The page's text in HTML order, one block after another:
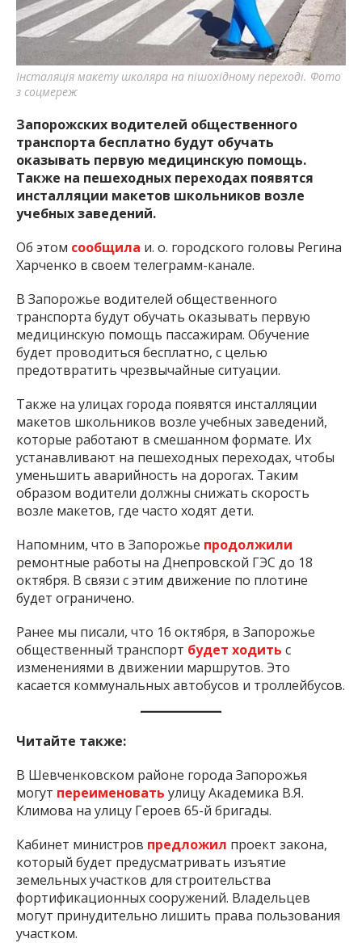
важную информацию о событиях
города Запорожья и области.
Інсталяція макету школяра на пішохідному переході. Фото
з соцмереж
Запорожских водителей общественного
транспорта бесплатно будут обучать
оказывать первую медицинскую помощь.
Также на пешеходных переходах появятся
инсталляции макетов школьников возле
учебных заведений.
Об этом сообщила и. о. городского головы Регина
Харченко в своем телеграмм-канале.
В Запорожье водителей общественного
транспорта будут обучать оказывать первую
медицинскую помощь пассажирам. Обучение
будет проводиться бесплатно, с целью
предотвратить чрезвычайные ситуации.
Также на улицах города появятся инсталляции
макетов школьников возле учебных заведений,
которые работают в смешанном формате. Их
устанавливают на пешеходных переходах, чтобы
уменьшить аварийность на дорогах. Таким
образом водители должны снижать скорость
возле макетов, где часто ходят дети.
Напомним, что в Запорожье продолжили
ремонтные работы на Днепровской ГЭС до 18
октября. В связи с этим движение по плотине
будет ограничено.
Ранее мы писали, что 16 октября, в Запорожье
общественный транспорт будет ходить с
изменениями в движении маршрутов. Это
касается коммунальных автобусов и троллейбусов.
Читайте также:
В Шевченковском районе города Запорожья
могут переименовать улицу Академика В.Я.
Климова на улицу Героев 65-й бригады.
Кабинет министров предложил проект закона,
который будет предусматривать изъятие
земельных участков для строительства
фортификационных сооружений. Владельцев
могут принудительно лишить права пользования
участком.